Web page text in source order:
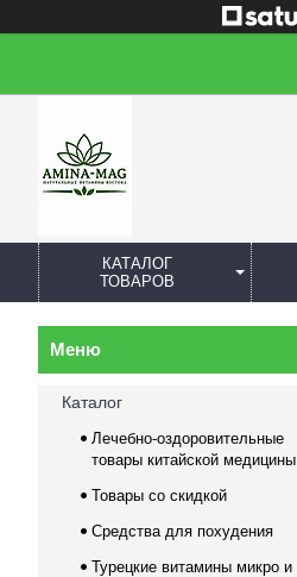
КАТАЛОГ
ТОВАРОВ
Каталог
Лечебно-оздоровительные
товары китайской медицины
Товары со скидкой
Средства для похудения
Турецкие витамины микро и